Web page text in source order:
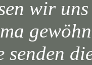
wir
senden